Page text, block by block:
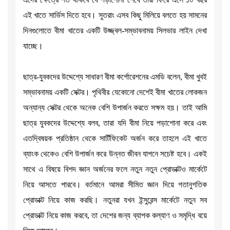
এই খাতে সার্ভিস দিতে হবে। সুতরাং এসব কিছু মিলিয়ে বলতে হয় সামনের
দিনগুলোতে বীমা খাতের একটি উজ্জ্বল-সম্ভাবনাময় সিলভার লাইন দেখা
যাচ্ছে।
ছাত্র-যুবকদের উদ্দেশ্যে সাধারণ বীমা কর্পোরেশনের এমডি বলেন, বীমা খুবই
সম্ভাবনাময় একটি সেক্টর। পৃথিবীর যেকোনো দেশেই বীমা খাতের লোকজন
অন্যান্য সেক্টর থেকে অনেক বেশি উপার্জন করতে সক্ষম হয়। তাই আমি
ছাত্র যুবকদের উদ্দেশ্যে বলব, তারা যদি বীমা নিয়ে পড়াশোনা করে এবং
এতদ্বিষয়ক প্রতিষ্ঠান থেকে সার্টিফিকেট অর্জন করে তাহলে এই খাতে
ব্যাংক থেকেও বেশি উপার্জন করে উন্নত জীবন যাপনে সচেষ্ট হবে। একই
সাথে এ বিষয়ে বিশদ জ্ঞান অর্জনের ফলে নতুন নতুন প্রোডাক্টও মার্কেটে
নিয়ে আসতে পারবে। বর্তমানে আমরা সীমিত জ্ঞান দিয়ে গতানুগতিক
প্রোডাক্ট নিয়ে কাজ করছি। নতুনরা যখন ইন্সুরেন্স মার্কেটে নতুন সব
প্রোডাক্ট নিয়ে কাজ করবে, তা দেশের জন্য ব্যাপক কল্যাণ ও সমৃদ্ধি বয়ে